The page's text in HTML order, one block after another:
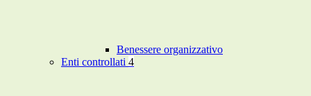
Benessere organizzativo
Enti controllati 4